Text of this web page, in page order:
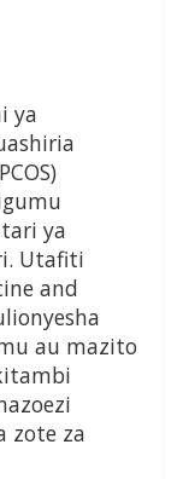
ya
ya
Utafiti
and
au mazito
zote za